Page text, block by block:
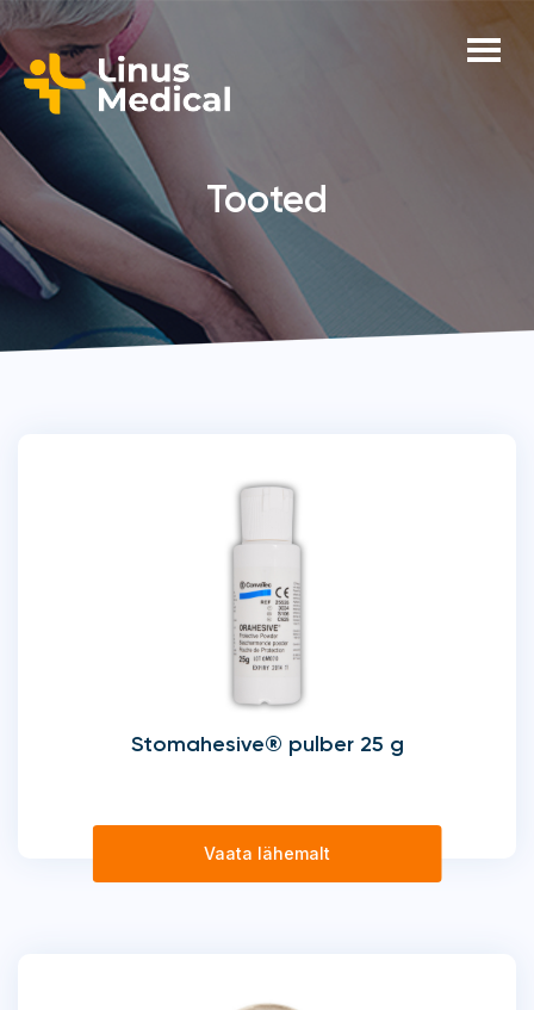
Tooted
Stomahesive® pulber 25 g
Vaata lähemalt